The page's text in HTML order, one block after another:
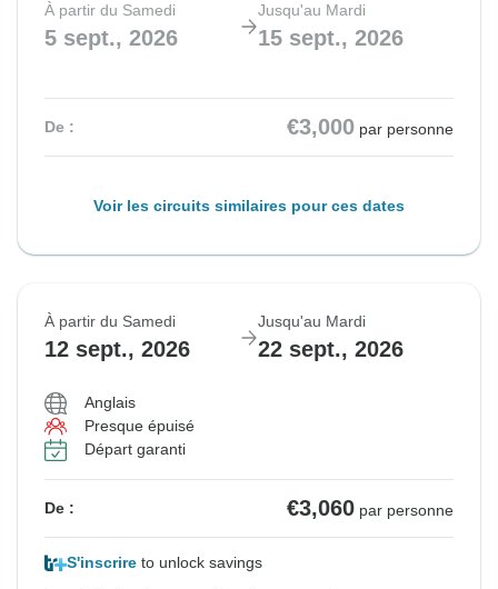
À partir du Samedi
5 sept., 2026
Jusqu'au Mardi
15 sept., 2026
De : €3,000 par personne
Voir les circuits similaires pour ces dates
À partir du Samedi
12 sept., 2026
Jusqu'au Mardi
22 sept., 2026
Anglais
Presque épuisé
Départ garanti
De : €3,060 par personne
S'inscrire to unlock savings